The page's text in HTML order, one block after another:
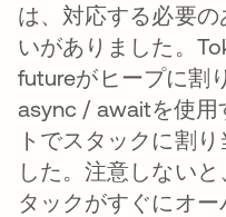
は、対応する必要
いがありました。
futureがヒープに割
async / awaitを使用
トでスタックに割
した。注意しない
タックがすぐにオ